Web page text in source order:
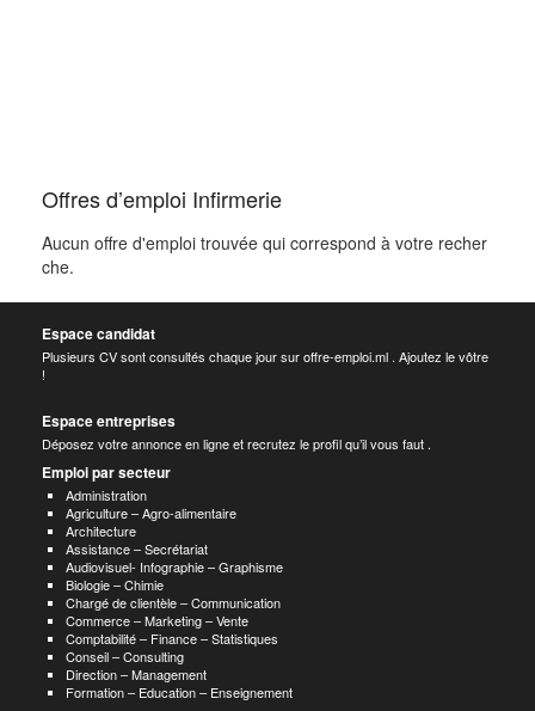
Offres d’emploi Infirmerie
Aucun offre d'emploi trouvée qui correspond à votre recher
che.
Espace candidat
Plusieurs CV sont consultés chaque jour sur offre-emploi.ml . Ajoutez le vôtre
!
Espace entreprises
Déposez votre annonce en ligne et recrutez le profil qu’il vous faut .
Emploi par secteur
Administration
Agriculture – Agro-alimentaire
Architecture
Assistance – Secrétariat
Audiovisuel- Infographie – Graphisme
Biologie – Chimie
Chargé de clientèle – Communication
Commerce – Marketing – Vente
Comptabilité – Finance – Statistiques
Conseil – Consulting
Direction – Management
Formation – Education – Enseignement